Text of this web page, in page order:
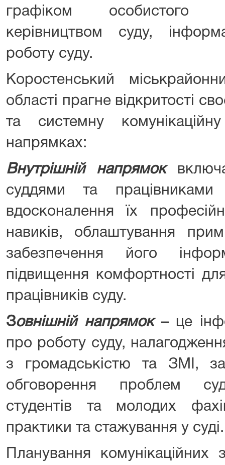
графіком особистого
керівництвом суду,
роботу суду.
Коростенський
області прагне відкритості
та системну
напрямках:
Внутрішній напрямок
суддями та
вдосконалення їх
навиків, облаштування
забезпечення його
підвищення комфортності
працівників суду.
Зовнішній напрямок – це
про роботу суду,
з громадськістю та ЗМІ,
обговорення проблем
студентів та молодих
практики та стажування у суді.
Планування комунікаційних